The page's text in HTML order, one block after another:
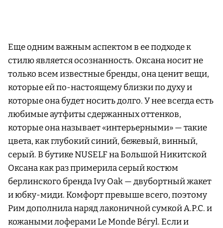
Еще одним важным аспектом в ее подходе к
стилю является осознанность. Оксана носит не
только всем известные бренды, она ценит вещи,
которые ей по-настоящему близки по духу и
которые она будет носить долго. У нее всегда есть
любимые аутфиты сдержанных оттенков,
которые она называет «интерьерными» — такие
цвета, как глубокий синий, бежевый, винный,
серый. В бутике NUSELF на Большой Никитской
Оксана как раз примерила серый костюм
берлинского бренда Ivy Oak — двубортный жакет
и юбку-миди. Комфорт превыше всего, поэтому
Рим дополнила наряд лаконичной сумкой A.P.C. и
кожаными лоферами Le Monde Béryl. Если и